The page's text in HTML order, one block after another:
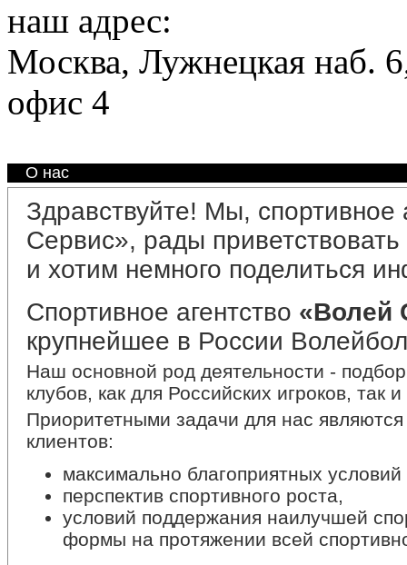
наш адрес:
Москва, Лужнецкая наб.
офис 4
О нас
Здравствуйте! Мы, спортивное
Сервис», рады
и хотим немного поделиться
Спортивное агентство «Волей
крупнейшее в России
Наш основной род деятельности -
клубов, как для Российских игроков, так
Приоритетными задачи для нас
клиентов:
максимально благоприятных
перспектив спортивного роста,
условий поддержания наилучшей
формы на протяжении всей